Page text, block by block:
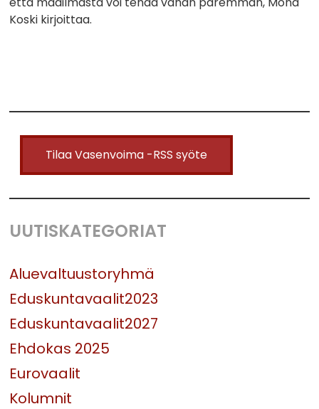
Koski kirjoittaa.
Tilaa Vasenvoima -RSS syöte
UUTISKATEGORIAT
Aluevaltuustoryhmä
Eduskuntavaalit2023
Eduskuntavaalit2027
Ehdokas 2025
Eurovaalit
Kolumnit